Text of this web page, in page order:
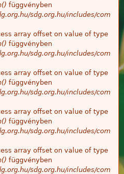
függvényben
sdg.org.hu/includes/com
array offset on value of type
függvényben
sdg.org.hu/includes/com
array offset on value of type
függvényben
sdg.org.hu/includes/com
array offset on value of type
függvényben
sdg.org.hu/includes/com
array offset on value of type
függvényben
sdg.org.hu/includes/com